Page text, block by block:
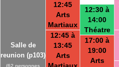
Salle de
reunion (p103)
(62 personnes
12:45
Arts
Martiaux
12:45 à
13:45
Arts
12:30 à
14:00
Théatre
17:00 à
19:00
Arts